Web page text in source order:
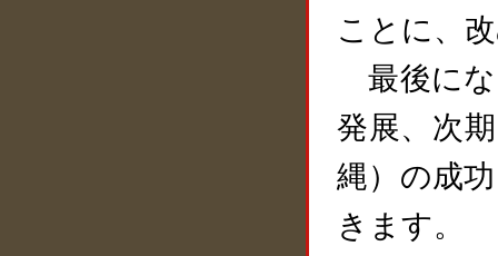
ことに、
最後にな
発展、次
縄）の成
きます。